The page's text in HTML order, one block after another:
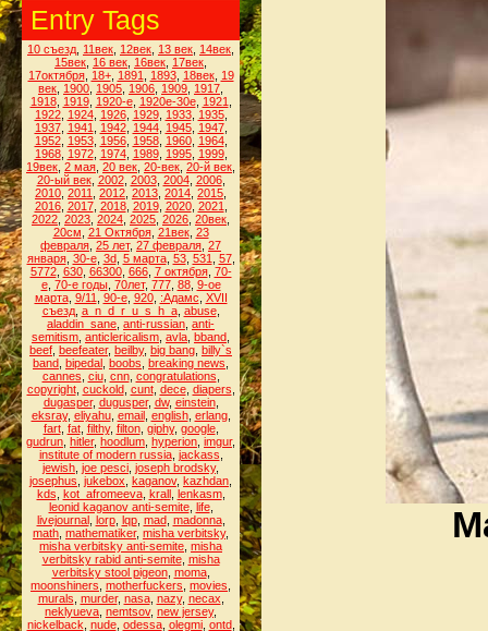
Entry Tags
10 съезд 11век 12век 13 век 14век
15век 16 век 16век 17век
17октября, 18+, 1891 1893, 18век, 19
век 1900 1905 1906 1909 1917
1918, 1919, 1920-е, 1920е-30е, 1921
1922, 1924, 1926, 1929, 1933, 1935,
1937, 1941 1942, 1944, 1945, 1947,
1952, 1953, 1956, 1958, 1960, 1964,
1968, 1972, 1974, 1989, 1995, 1999,
19век 2 мая 20 век 20-век 20-й век
20-ый век, 2002, 2003, 2004, 2006,
2010 2011 2012 2013 2014 2015
2016, 2017, 2018, 2019, 2020, 2021
2022 2023 2024 2025 2026 20век
20см 21 Октября, 21век, 23
февраля 25 лет, 27 февраля 27
января, 30-е, 3d, 5 марта, 53, 531 57,
5772, 630, 66300, 666, 7 октября, 70-
е, 70-е годы, 70лет, 777, 88, 9-ое
марта, 9/11 90-е, 920, :Адамс XVII
съезд, a_n_d_r_u_s_h_a, abuse,
aladdin_sane anti-russian anti-
semitism anticlericalism avla bband
beef beefeater, beilby, big bang billy`s
band bipedal boobs breaking news
cannes ciu, cnn, congratulations
copyright, cuckold, cunt, dece, diapers
dugasper, dugusper, dw, einstein,
eksray, eliyahu, email, english, erlang,
fart, fat, filthy, filton, giphy, google,
gudrun hitler, hoodlum hyperion imgur,
institute of modern russia, jackass
jewish joe pesci joseph brodsky,
josephus jukebox kaganov, kazhdan
kds kot_afromeeva, krall, lenkasm,
leonid kaganov anti-semite, life,
livejournal, lorp, lqp, mad, madonna,
math mathematiker, misha verbitsky,
misha verbitsky anti-semite misha
verbitsky rabid anti-semite, misha
verbitsky stool pigeon, moma,
moonshiners motherfuckers movies
murals murder, nasa, nazy, necax
neklyueva nemtsov, new jersey,
nickelback nude, odessa, olegmi, ontd,